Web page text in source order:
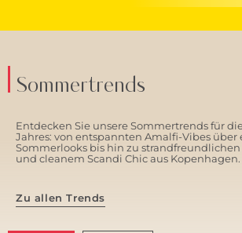
Sommertrends
Entdecken Sie unsere Sommertrends für
Jahres: von entspannten Amalfi-Vibes über
Sommerlooks bis hin zu strandfreundlichen
und cleanem Scandi Chic aus Kopenhagen.
Zu allen Trends